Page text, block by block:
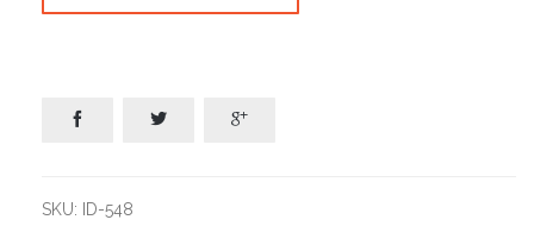
  
SKU:
ID-548